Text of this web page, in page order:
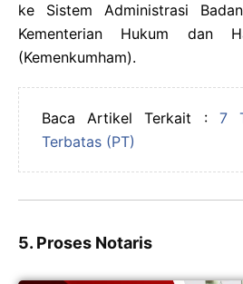
ke Sistem Administrasi
Kementerian Hukum dan
(Kemenkumham).
Baca Artikel Terkait : 7
Terbatas (PT)
5. Proses Notaris